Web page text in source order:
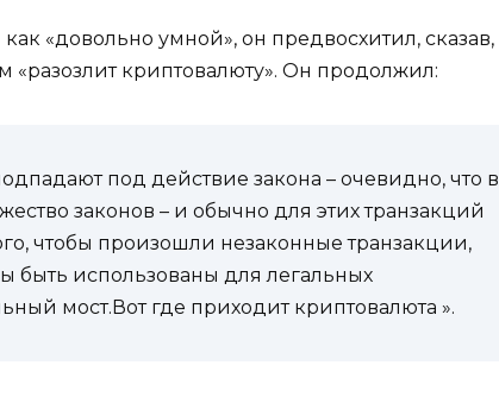
«довольно умной», он предвосхитил, сказав,
«разозлит криптовалюту». Он продолжил:
под действие закона – очевидно, что в
законов – и обычно для этих транзакций
чтобы произошли незаконные транзакции,
быть использованы для легальных
мост.Вот где приходит криптовалюта ».